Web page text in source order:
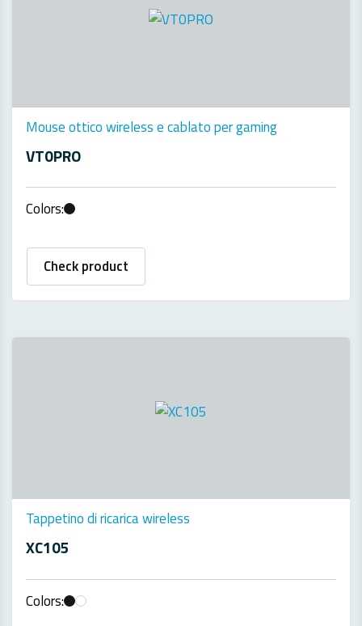
Mouse ottico wireless e cablato per gaming
VT0PRO
Colors:
Check product
Tappetino di ricarica wireless
XC105
Colors: